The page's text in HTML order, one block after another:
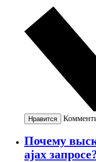
Нравится
Почему
ajax